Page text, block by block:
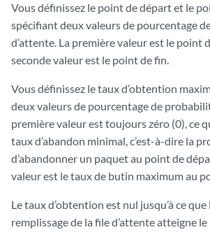
Vous définissez le point de départ et le
spécifiant deux valeurs de pourcentage
d’attente. La première valeur est le point
seconde valeur est le point de fin.
Vous définissez le taux d’obtention
deux valeurs de pourcentage de
première valeur est toujours zéro (0), ce
taux d’abandon minimal, c’est-à-dire la
d’abandonner un paquet au point de
valeur est le taux de butin maximum au
Le taux d’obtention est nul jusqu’à ce
remplissage de la file d’attente atteigne